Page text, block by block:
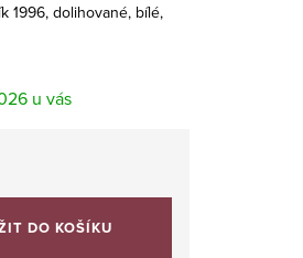
1996, dolihované, bílé,
DO KOŠÍKU